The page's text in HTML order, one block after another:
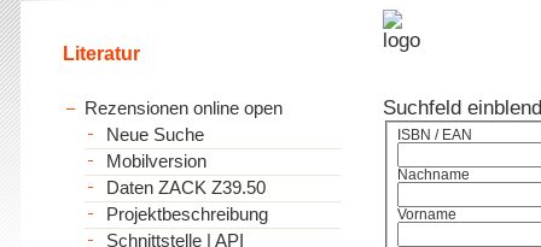
Suchfeld
ISBN / EAN
Nachname
Vorname
Literatur
Rezensionen online open
Neue Suche
Mobilversion
Daten ZACK Z39.50
Projektbeschreibung
Schnittstelle | API